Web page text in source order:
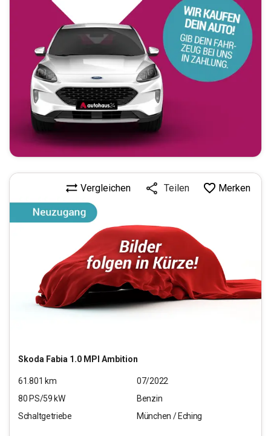
Skoda Fabia 1.0 MPI Ambition
Vergleichen Teilen Merken
61.801 km
07/2022
80 PS/59 kW
Benzin
Schaltgetriebe
München / Eching